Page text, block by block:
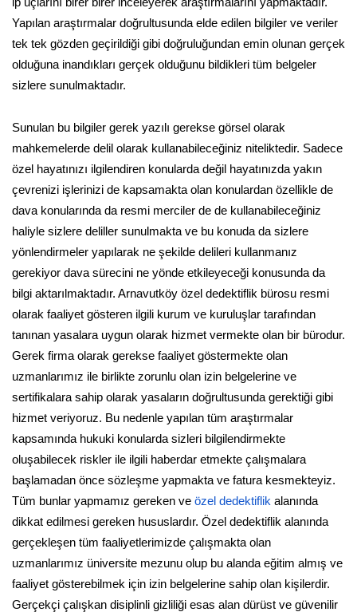
Yapılan araştırmalar doğrultusunda elde edilen bilgiler ve veriler
tek tek gözden geçirildiği gibi doğruluğundan emin olunan gerçek
olduğuna inandıkları gerçek olduğunu bildikleri tüm belgeler
sizlere sunulmaktadır.
Sunulan bu bilgiler gerek yazılı gerekse görsel olarak
mahkemelerde delil olarak kullanabileceğiniz niteliktedir. Sadece
özel hayatınızı ilgilendiren konularda değil hayatınızda yakın
çevrenizi işlerinizi de kapsamakta olan konulardan özellikle de
dava konularında da resmi merciler de de kullanabileceğiniz
haliyle sizlere deliller sunulmakta ve bu konuda da sizlere
yönlendirmeler yapılarak ne şekilde delileri kullanmanız
gerekiyor dava sürecini ne yönde etkileyeceği konusunda da
bilgi aktarılmaktadır. Arnavutköy özel dedektiflik bürosu resmi
olarak faaliyet gösteren ilgili kurum ve kuruluşlar tarafından
tanınan yasalara uygun olarak hizmet vermekte olan bir bürodur.
Gerek firma olarak gerekse faaliyet göstermekte olan
uzmanlarımız ile birlikte zorunlu olan izin belgelerine ve
sertifikalara sahip olarak yasaların doğrultusunda gerektiği gibi
hizmet veriyoruz. Bu nedenle yapılan tüm araştırmalar
kapsamında hukuki konularda sizleri bilgilendirmekte
oluşabilecek riskler ile ilgili haberdar etmekte çalışmalara
başlamadan önce sözleşme yapmakta ve fatura kesmekteyiz.
Tüm bunlar yapmamız gereken ve özel dedektiflik alanında
dikkat edilmesi gereken hususlardır. Özel dedektiflik alanında
gerçekleşen tüm faaliyetlerimizde çalışmakta olan
uzmanlarımız üniversite mezunu olup bu alanda eğitim almış ve
faaliyet gösterebilmek için izin belgelerine sahip olan kişilerdir.
Gerçekçi çalışkan disiplinli gizliliği esas alan dürüst ve güvenilir